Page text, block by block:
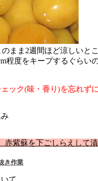
まま2週間ほど涼しいと
程度をキープするぐらい
ック(味・香り)を忘れず
赤紫蘇を下ごしらえして
き作業